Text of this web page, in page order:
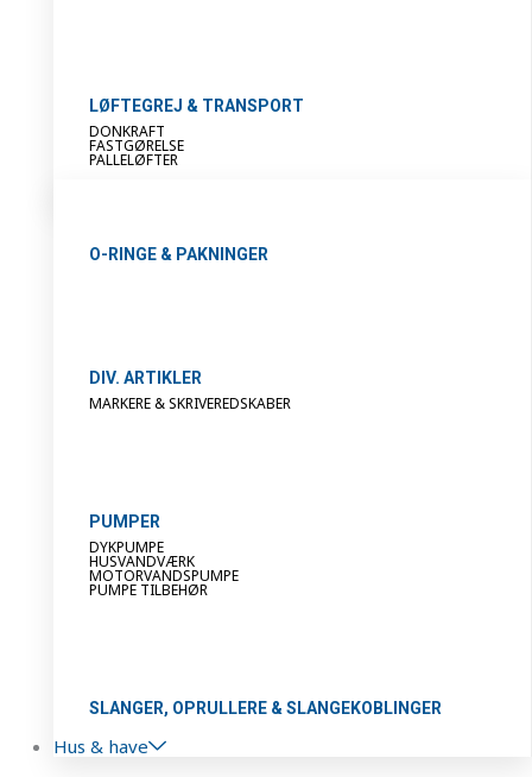
LØFTEGREJ & TRANSPORT
DONKRAFT
FASTGØRELSE
PALLELØFTER
O-RINGE & PAKNINGER
DIV. ARTIKLER
MARKERE & SKRIVEREDSKABER
PUMPER
DYKPUMPE
HUSVANDVÆRK
MOTORVANDSPUMPE
PUMPE TILBEHØR
SLANGER, OPRULLERE & SLANGEKOBLINGER
Hus & have